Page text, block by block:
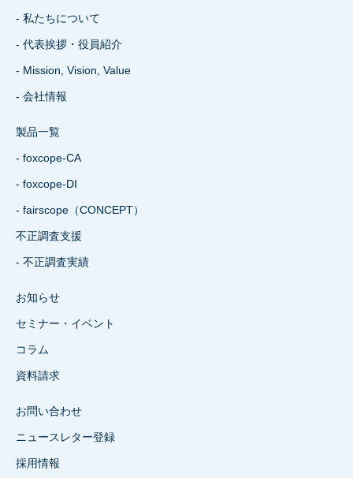
- 私たちについて
- 代表挨拶・役員紹介
- Mission, Vision, Value
- 会社情報
製品一覧
- foxcope-CA
- foxcope-DI
- fairscope（CONCEPT）
不正調査支援
- 不正調査実績
お知らせ
セミナー・イベント
コラム
資料請求
お問い合わせ
ニュースレター登録
採用情報